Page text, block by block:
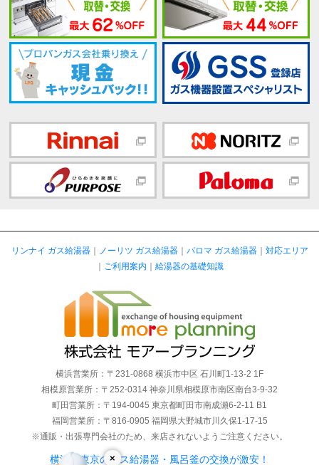
×
リンナイ ガス給湯器｜ ノーリツ ガス給湯器｜ パロマ ガス給湯器｜ 対応エリア
｜ ご利用案内 ｜ 給湯器の基礎知識
横浜営業所：〒231-0868 横浜市中区 石川町1-13-2 1F
相模原営業所：〒252-0314 神奈川県相模原市南区南台3-9-32
町田営業所：〒194-0045 東京都町田市南成瀬6-2-11 B1
福岡営業所：〒816-0905 福岡県大野城市川久保1-17-15
※通販・出張専門会社のため、来店されないようご注意ください。
横浜・東京のガス給湯器・風呂釜の交換が激安！